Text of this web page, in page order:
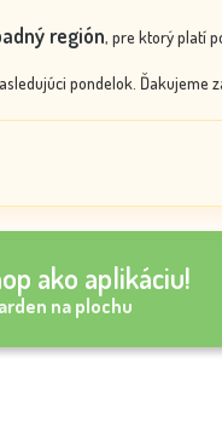
región, pre ktorý platí
pondelok. Ďakujeme
ako aplikáciu!
na plochu